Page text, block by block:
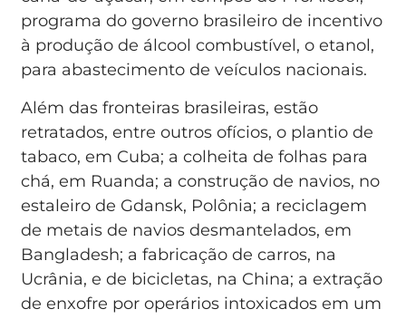
programa do governo brasileiro de incentivo
à produção de álcool combustível, o etanol,
para abastecimento de veículos nacionais.
Além das fronteiras brasileiras, estão
retratados, entre outros ofícios, o plantio de
tabaco, em Cuba; a colheita de folhas para
chá, em Ruanda; a construção de navios, no
estaleiro de Gdansk, Polônia; a reciclagem
de metais de navios desmantelados, em
Bangladesh; a fabricação de carros, na
Ucrânia, e de bicicletas, na China; a extração
de enxofre por operários intoxicados em um